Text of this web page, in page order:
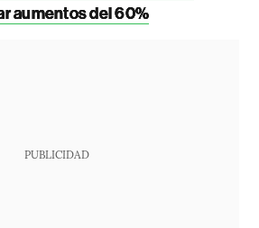
aumentos del 60%
PUBLICIDAD